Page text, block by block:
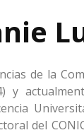
de la
y
del